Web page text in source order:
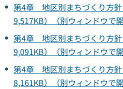
第4章 地区別まちづくり方針
9,517KB）（別ウィンドウで開
第4章 地区別まちづくり方針
9,091KB）（別ウィンドウで開
第4章 地区別まちづくり方針
8,161KB）（別ウィンドウで開